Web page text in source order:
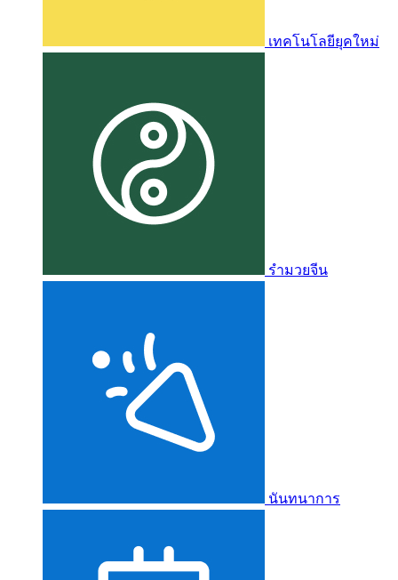
เทคโนโลยียุคใหม่
รำมวยจีน
นันทนาการ